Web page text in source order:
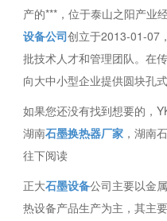
产的***，位于泰山之阳产业
设备公司创立于2013-01-07
批技术人才和管理团队。在
向大中小型企业提供圆块孔
如果您还没有找到想要的，
湖南石墨换热器厂家 ，湖南
往下阅读
正大石墨设备公司主要以金
热设备产品生产为主，其主